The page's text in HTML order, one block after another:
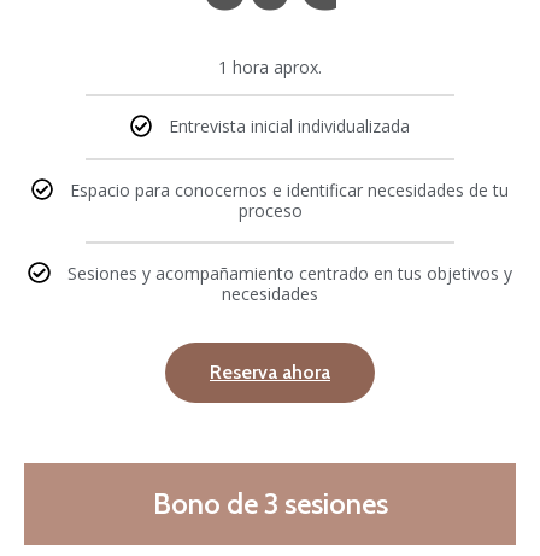
1 hora aprox.
Entrevista inicial individualizada
Espacio para conocernos e identificar necesidades de tu
proceso
Sesiones y acompañamiento centrado en tus objetivos y
necesidades
Reserva ahora
Bono de 3 sesiones